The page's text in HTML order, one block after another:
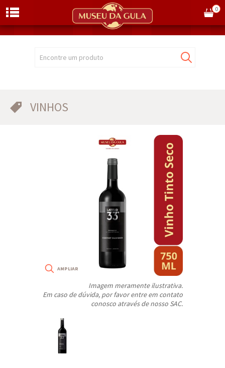
Encontre um produto
0
VINHOS
Imagem meramente ilustrativa.
Em caso de dúvida, por favor entre em contato
conosco através de nosso SAC.